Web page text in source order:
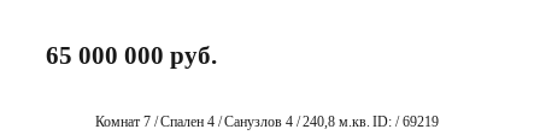
65 000 000 руб.
Комнат 7 /Спален 4 /Санузлов 4 /240,8 м.кв. ID: / 69219